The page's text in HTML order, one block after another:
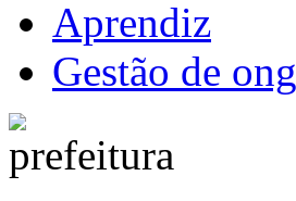
Aprendiz
Gestão de